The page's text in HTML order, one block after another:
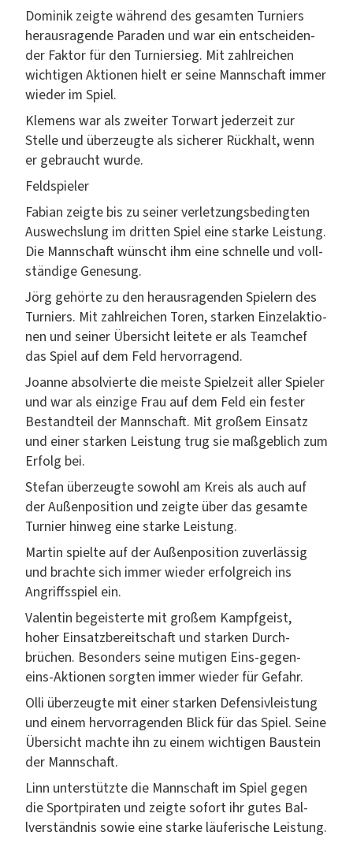
Dominik zeigte während des gesamten Turniers
her­aus­ra­gende Paraden und war ein entschei­den­
der Fak­tor für den Turnier­sieg. Mit zahlre­ichen
wichti­gen Aktio­nen hielt er seine Mannschaft immer
wieder im Spiel.
Kle­mens war als zweit­er Tor­wart jed­erzeit zur
Stelle und überzeugte als sicher­er Rück­halt, wenn
er gebraucht wurde.
Feld­spiel­er
Fabi­an zeigte bis zu sein­er ver­let­zungs­be­d­ingten
Auswech­slung im drit­ten Spiel eine starke Leis­tung.
Die Mannschaft wün­scht ihm eine schnelle und voll­
ständi­ge Genesung.
Jörg gehörte zu den her­aus­ra­gen­den Spiel­ern des
Turniers. Mit zahlre­ichen Toren, starken Einze­lak­tio­
nen und sein­er Über­sicht leit­ete er als Team­chef
das Spiel auf dem Feld hervorragend.
Joanne absolvierte die meiste Spielzeit aller Spiel­er
und war als einzige Frau auf dem Feld ein fes­ter
Bestandteil der Mannschaft. Mit großem Ein­satz
und ein­er starken Leis­tung trug sie maßge­blich zum
Erfolg bei.
Ste­fan überzeugte sowohl am Kreis als auch auf
der Außen­po­si­tion und zeigte über das gesamte
Turnier hin­weg eine starke Leistung.
Mar­tin spielte auf der Außen­po­si­tion zuver­läs­sig
und brachte sich immer wieder erfol­gre­ich ins
Angriff­sspiel ein.
Valentin begeis­terte mit großem Kampfgeist,
hoher Ein­satzbere­itschaft und starken Durch­
brüchen. Beson­ders seine muti­gen Eins-gegen-
eins-Aktio­nen sorgten immer wieder für Gefahr.
Olli überzeugte mit ein­er starken Defen­sivleis­tung
und einem her­vor­ra­gen­den Blick für das Spiel. Seine
Über­sicht machte ihn zu einem wichti­gen Baustein
der Mannschaft.
Linn unter­stützte die Mannschaft im Spiel gegen
die Sport­pi­rat­en und zeigte sofort ihr gutes Bal­
lver­ständ­nis sowie eine starke läuferische Leistung.